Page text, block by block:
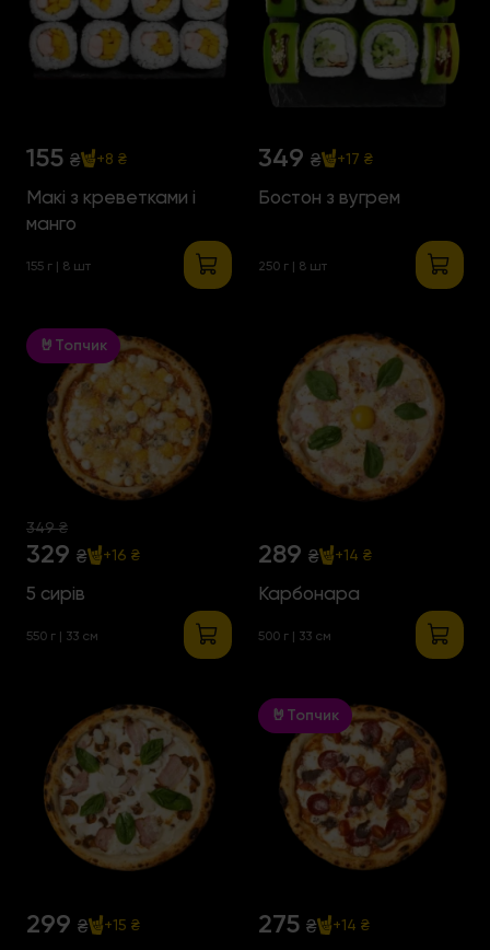
155 ₴ +8 ₴
Макі з креветками і
манго
155 г | 8 шт
349 ₴ +17 ₴
Бостон з вугрем
250 г | 8 шт
🤘Топчик
349 ₴
329 ₴ +16 ₴
5 сирів
550 г | 33 см
289 ₴ +14 ₴
Карбонара
500 г | 33 см
299 ₴ +15 ₴
🤘Топчик
275 ₴ +14 ₴